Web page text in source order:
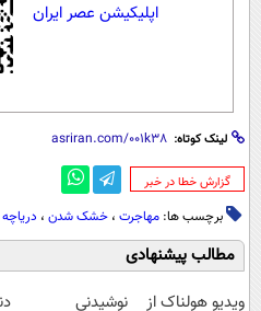
اپلیکیشن عصر ایران
لینک کوتاه:
‌گزارش خطا در خبر
برچسب ها: مهاجرت ، خشک شدن ، دریاچه
مطالب پیشنهادی
ویدیو هولناک از
نوشیدنی